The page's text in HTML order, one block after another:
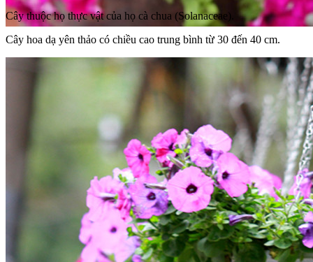
Cây thuộc họ thực vật của họ cà chua (Solanaceae).
Cây hoa dạ yên thảo có chiều cao trung bình từ 30 đến 40 cm.